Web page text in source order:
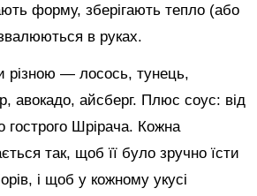
форму, зберігають тепло (або
в руках.
різною — лосось, тунець,
авокадо, айсберг. Плюс соус: від
гострого Шрірача. Кожна
так, щоб її було зручно їсти
і щоб у кожному укусі